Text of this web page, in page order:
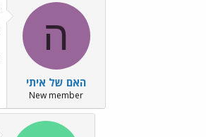
ה
האם של איתי
New member